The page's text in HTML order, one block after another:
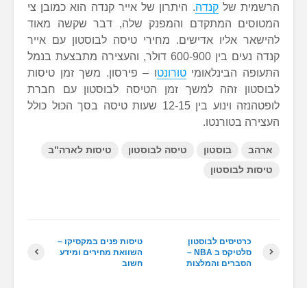
הרשמית שלקנדה. היתרון של אייר קנדה הוא כמובן צי
המטוסים המתקדם והמפנק שלה, דבר שקשה מאוד
להישאר אליו אדישים. מחירי טיסה לבוסטון עם אייר
קנדה נעים בין 600-900 דולר, והעצירה מתבצעת בנמל
התעופה הבינלאומיטורונטו – פירסון. משך זמן טיסות
לבוסטון זהה למשך זמן הטיסה לבוסטון עם חברת
לופטהנזה וינוע בין 12-15 שעות טיסה בסך הכול כולל
העצירה בטורנטו.
ארהב בוסטון טיסה לבוסטון
טיסות לארה"ב
טיסות לבוסטון
טיסות פנים במקסיקו –
השוואת מחירים ומידע
חשוב
כרטיסים לבוסטון
סלטיקס ב NBA –
הסברים והמלצות